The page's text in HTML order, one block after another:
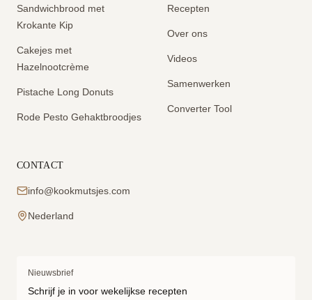
Sandwichbrood met
Krokante Kip
Cakejes met
Hazelnootcrème
Pistache Long Donuts
Rode Pesto Gehaktbroodjes
Recepten
Over ons
Videos
Samenwerken
Converter Tool
CONTACT
info@kookmutsjes.com
Nederland
Nieuwsbrief
Schrijf je in voor wekelijkse recepten